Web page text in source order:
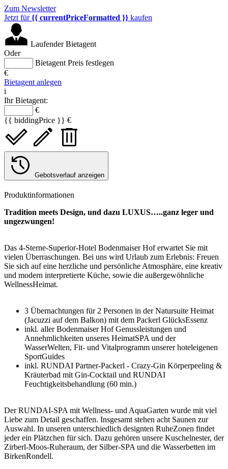
Zum Newsletter
Jetzt für{{ currentPriceFormatted }} kaufen
Laufender Bietagent
Oder
Bietagent Preis festlegen
€
Bietagent anlegen
i
Ihr Bietagent:
€
{{ biddingPrice }} €
Gebotsverlauf anzeigen
Produktinformationen
Tradition meets Design, und dazu LUXUS…..ganz leger und
ungezwungen!
Das 4-Sterne-Superior-Hotel Bodenmaiser Hof erwartet Sie mit
vielen Überraschungen. Bei uns wird Urlaub zum Erlebnis: Freuen
Sie sich auf eine herzliche und persönliche Atmosphäre, eine kreativ
und modern interpretierte Küche, sowie die außergewöhnliche
WellnessHeimat.
3 Übernachtungen für 2 Personen in der Natursuite Heimat
(Jacuzzi auf dem Balkon) mit dem Packerl GlücksEssenz
inkl. aller Bodenmaiser Hof Genussleistungen und
Annehmlichkeiten unseres HeimatSPA und der
WasserWelten, Fit- und Vitalprogramm unserer hoteleigenen
SportGuides
inkl. RUNDAI Partner-Packerl - Crazy-Gin Körperpeeling &
Kräuterbad mit Gin-Cocktail und RUNDAI
Feuchtigkeitsbehandlung (60 min.)
Der RUNDAI-SPA mit Wellness- und AquaGarten wurde mit viel
Liebe zum Detail geschaffen. Insgesamt stehen acht Saunen zur
Auswahl. In unseren unterschiedlich designten RuheZonen findet
jeder ein Plätzchen für sich. Dazu gehören unsere Kuschelnester, der
Zirberl-Moos-Ruheraum, der Silber-SPA und die Wasserbetten im
BirkenRondell.